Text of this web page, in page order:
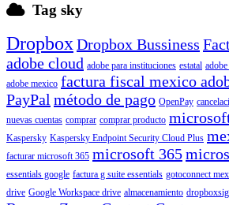
Tag sky
DropboxDropbox Bussiness
adobe cloud adobe para instituciones estatal
adobe mexico factura fiscal mexico
PayPal método de pago OpenPay
nuevas cuentas comprar comprar producto
Kaspersky Kaspersky Endpoint Security Cloud Plus
facturar microsoft 365 microsoft 365
essentials google factura g suite essentials gotoconnect
drive Google Workspace drive almacenamiento